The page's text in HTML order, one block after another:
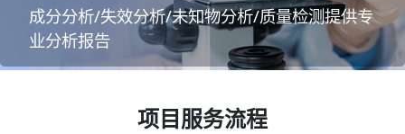
成分分析/失效分析/未知物分析/质量检测提供专
业分析报告
项目服务流程